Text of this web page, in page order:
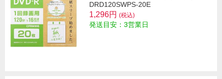
DRD120SWPS-20E
1,296円 (税込)
発送目安：3営業日